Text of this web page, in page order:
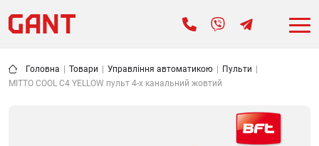
Головна Товари Управління автоматикою Пульти
MITTO COOL C4 YELLOW пульт 4-х канальний жовтий